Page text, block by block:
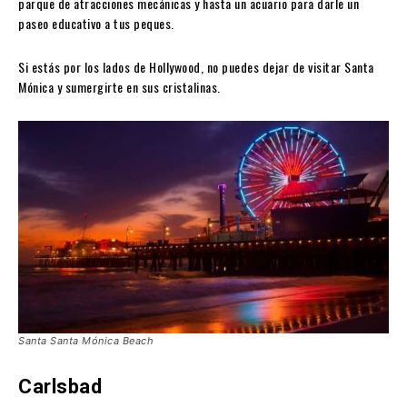
paseo educativo a tus peques.
Si estás por los lados de Hollywood, no puedes dejar de visitar Santa
Mónica y sumergirte en sus cristalinas.
Santa Santa Mónica Beach
Carlsbad